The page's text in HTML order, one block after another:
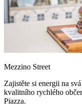
Mezzino Street
Zajistěte si energii na
kvalitního rychlého
Piazza.